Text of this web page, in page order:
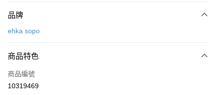
信用卡一次付款
3 期 0 利率 每期
合作金庫商業銀行
上海商業儲蓄銀行
超商取貨付款
LINE Pay
品牌
ehka sopo
商品特色
商品編號
10319469